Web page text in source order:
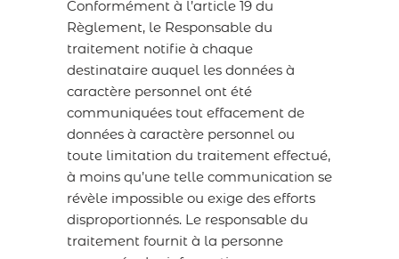
Conformément à l’article 19 du
Règlement, le Responsable du
traitement notifie à chaque
destinataire auquel les données à
caractère personnel ont été
communiquées tout effacement de
données à caractère personnel ou
toute limitation du traitement effectué,
à moins qu’une telle communication se
révèle impossible ou exige des efforts
disproportionnés. Le responsable du
traitement fournit à la personne